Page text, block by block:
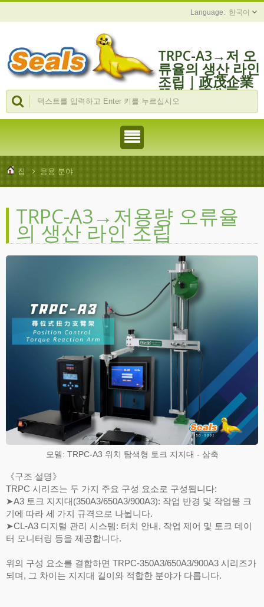
한국어
TRPC-A3→저 오
류율의 생산 라인
조립 | 政茂企業
股份有限公司
집 응용 분야
TRPC-A3→저용량 오류율
의 생산 라인 조립
모델: TRPC-A3 위치 탐색형 토크 지지대 - 삼축
《구조 설명》
TRPC 시리즈는 두 가지 주요 구성 요소로 구성됩니다:
➤A3 토크 지지대(350A3/650A3/900A3): 작업 반경 및 작업물 크
기에 따라 세 가지 규격으로 나뉩니다.
➤CL-A3 디지털 관리 시스템: 터치 안내, 작업 제어 및 토크 데이
터 모니터링 등을 제공합니다.
위의 구성 요소를 결합하면 TRPC-350A3/650A3/900A3 시리즈가
되며, 그 차이는 지지대 길이와 적합한 분야가 다릅니다.